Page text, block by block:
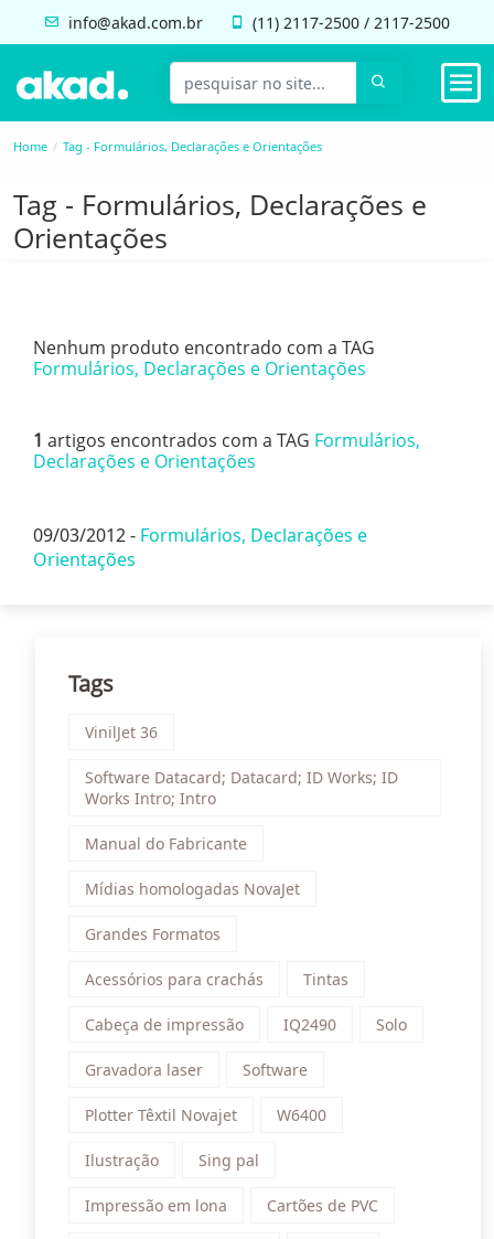
info@akad.com.br (11) 2117-2500 / 2117-2500
Home Tag - Formulários, Declarações e Orientações
Tag - Formulários, Declarações e
Orientações
Nenhum produto encontrado com a TAG
Formulários, Declarações e Orientações
1 artigos encontrados com a TAG Formulários,
Declarações e Orientações
09/03/2012 - Formulários, Declarações e
Orientações
Tags
VinilJet 36
Software Datacard; Datacard; ID Works; ID
Works Intro; Intro
Manual do Fabricante
Mídias homologadas NovaJet
Grandes Formatos
Acessórios para crachás Tintas
Cabeça de impressão IQ2490 Solo
Gravadora laser Software
Plotter Têxtil Novajet W6400
Ilustração Sing pal
Impressão em lona Cartões de PVC